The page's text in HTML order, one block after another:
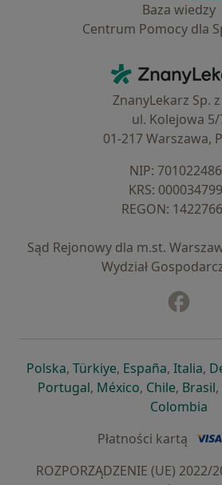
Baza wiedzy
Centrum Pomocy dla
ZnanyLekarz Sp.
ul. Kolejowa 5/
01-217 Warszawa,
NIP:
KRS:
REGON:
Sąd Rejonowy dla m.st.
Wydział
Polskaotwiera się w nowej
, Türkiyeotwiera się w
, Españaotwiera
, Italia,
Portugalotwiera się w nowej
, Méxicootwiera się
, Chileotwiera
, Brasil,
Colombia
Płatności kartą
ROZPORZĄDZENIE (UE) 2022/